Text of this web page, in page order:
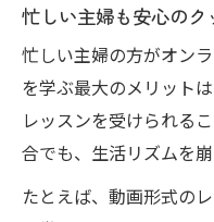
忙しい主婦も安心の
忙しい主婦の方がオン
を学ぶ最大のメリット
レッスンを受けられる
合でも、生活リズムを
たとえば、動画形式の